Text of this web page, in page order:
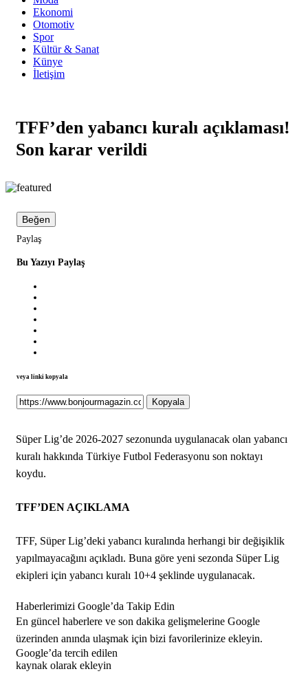
Ekonomi
Otomotiv
Spor
Kültür & Sanat
Künye
İletişim
TFF’den yabancı kuralı açıklaması!
Son karar verildi
Beğen
Paylaş
Bu Yazıyı Paylaş
veya linki kopyala
Kopyala
Süper Lig’de 2026-2027 sezonunda uygulanacak olan yabancı
kuralı hakkında Türkiye Futbol Federasyonu son noktayı
koydu.
TFF’DEN AÇIKLAMA
TFF, Süper Lig’deki yabancı kuralında herhangi bir değişiklik
yapılmayacağını açıkladı. Buna göre yeni sezonda Süper Lig
ekipleri için yabancı kuralı 10+4 şeklinde uygulanacak.
Haberlerimizi Google’da Takip Edin
En güncel haberlere ve son dakika gelişmelerine Google
üzerinden anında ulaşmak için bizi favorilerinize ekleyin.
Google’da tercih edilen
kaynak olarak ekleyin